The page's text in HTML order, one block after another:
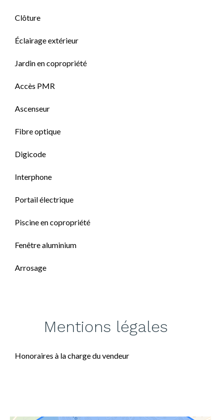
Clôture
Éclairage extérieur
Jardin en copropriété
Accès PMR
Ascenseur
Fibre optique
Digicode
Interphone
Portail électrique
Piscine en copropriété
Fenêtre aluminium
Arrosage
Mentions légales
Honoraires à la charge du vendeur